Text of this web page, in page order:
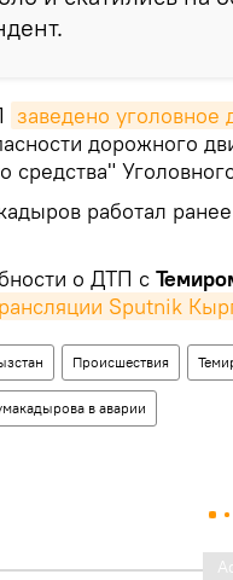
заведено уголовное
дорожного
средства"
работал
о ДТП с
Sputnik
Происшествия
в аварии